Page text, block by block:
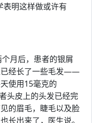
表明这样做或许有
月后，患者的银屑
已经长了一些毛发——
使用15毫克的
头皮上的头发已经完
的眉毛，睫毛以及脸
长出来了，医生说。